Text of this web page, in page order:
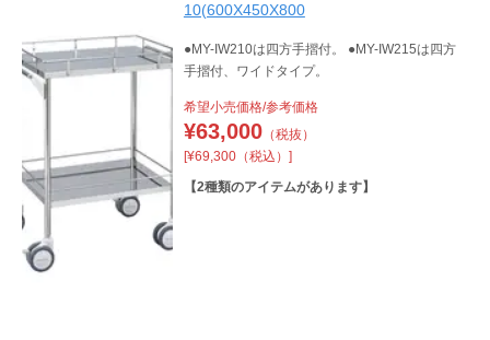
10(600X450X800
●MY-IW210は四方手摺付。 ●MY-IW215は四方
手摺付、ワイドタイプ。
希望小売価格/参考価格
¥63,000（税抜）
[¥69,300（税込）]
【2種類のアイテムがあります】